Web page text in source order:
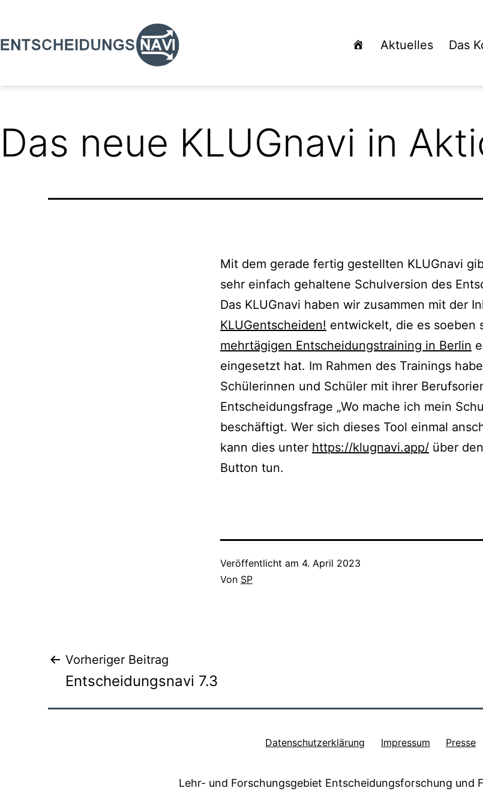
springen
Entscheidungsnavi
Aktuelles Das
Das neue KLUGnavi in
Mit dem gerade fertig gestellten KLUGnavi
sehr einfach gehaltene Schulversion des
Das KLUGnavi haben wir zusammen mit der
KLUGentscheiden! entwickelt, die es soeben
mehrtägigen Entscheidungstraining in Berlin
eingesetzt hat. Im Rahmen des Trainings
Schülerinnen und Schüler mit ihrer
Entscheidungsfrage „Wo mache ich mein
beschäftigt. Wer sich dieses Tool einmal
kann dies unter https://klugnavi.app/ über
Button tun.
Veröffentlicht am 4. April 2023
Von SP
Beitragsnavigation
Vorheriger Beitrag
Entscheidungsnavi 7.3
Datenschutzerklärung Impressum Presse
Lehr- und Forschungsgebiet Entscheidungsforschung und